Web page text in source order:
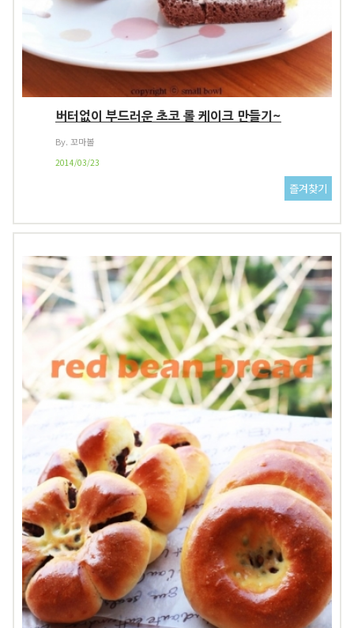
버터없이 부드러운 초코 롤 케이크 만들기~
By. 꼬마볼
2014/03/23